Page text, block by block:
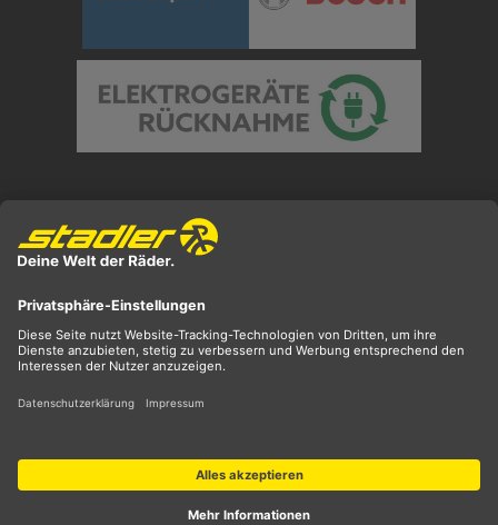
** ehemaliger UVP
*** Preis entspricht unserem Markteinführungspreis